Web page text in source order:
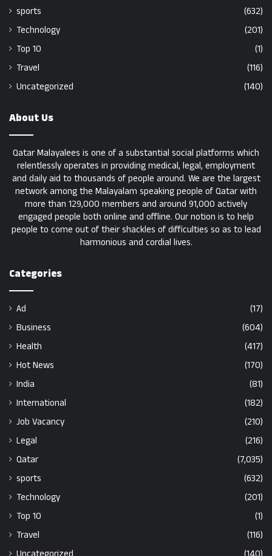
sports
(632)
Technology
(201)
Top 10
(1)
Travel
(116)
Uncategorized
(140)
About Us
Qatar Malayalees is one of a substantial social platforms which
relentlessly operates in providing medical, legal, employment
and daily aid to thousands of people around. We are the largest
network among the Malayalam speaking people of Qatar with
more than 129,000 members and around 91,000 actively
engaged people both online and offline. Our notion is to help
people to come out of their shackles of difficulties so as to lead
harmonious and cordial lives.
Categories
Ad
(17)
Business
(604)
Health
(417)
Hot News
(170)
India
(81)
International
(182)
Job Vacancy
(210)
Legal
(216)
Qatar
(7,035)
sports
(632)
Technology
(201)
Top 10
(1)
Travel
(116)